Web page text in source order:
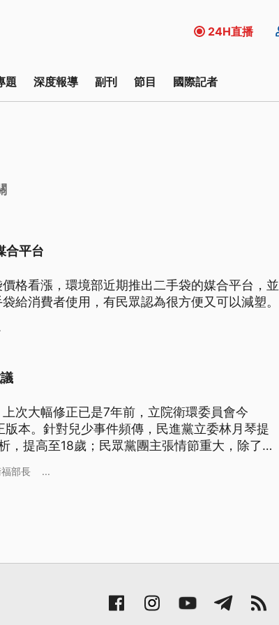
24H直播
題 深度報導 副刊 節目 國際記者
合平台
格看漲，環境部近期推出二手袋的媒合平台，並
給消費者使用，有民眾認為很方便又可以減塑。
次大幅修正已是7年前，立院衛環委員會今
版本。針對兒少事件頻傳，民進黨立委林月琴提
，提高至18歲；民眾黨團主張情節重大，除了公
部長 ...